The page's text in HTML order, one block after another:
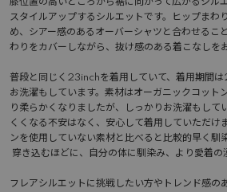
スタイルアップするシルエットです。ヒップまわ
め、シアー感のあるオーバーシャツと合わせるこ
わりをカバーしながら、抜け感のある着こなしを
普段と同じく23inchを着用していて、着用期間
お洗濯もしています。素材はオーガニックコット
り柔らかくなりましたが、しっかりお洗濯もして
くくなる不安はなく、安心して着用していただけ
ンを使用していない素材と比べると比較的早く馴
フレアシルエットに挑戦したい方やトレンド感の